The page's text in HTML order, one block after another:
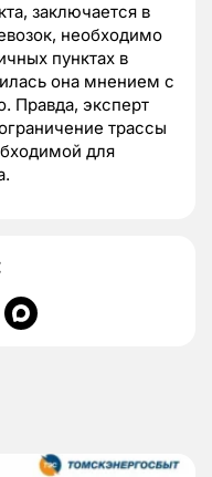
заключается в
необходимо
пунктах в
она мнением с
Правда, эксперт
трассы
для